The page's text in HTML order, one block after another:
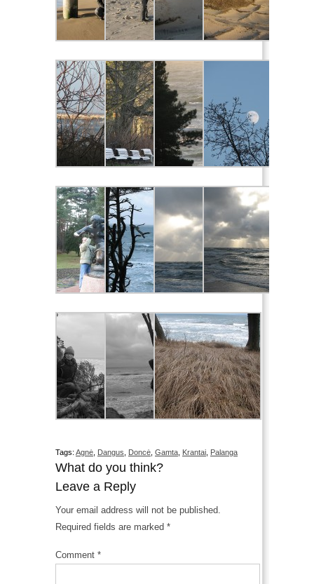
Tags: Agnė Dangus Doncė Gamta Krantai Palanga
What do you think?
Leave a Reply
Your email address will not be published.
Required fields are marked *
Comment *